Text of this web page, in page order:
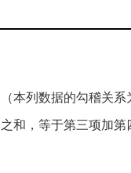
（本列数据的勾稽关
之和，等于第三项加第